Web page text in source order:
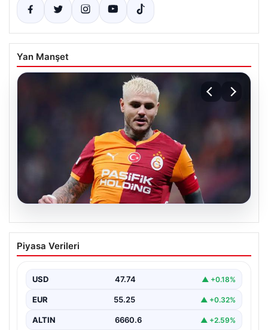
Yan Manşet
07.08.2026
Mauro Icardi ile Galatasaray arasındaki
aşk tamamen bitti!
Piyasa Verileri
USD 47.74 ▲ +0.18%
EUR 55.25 ▲ +0.32%
ALTIN 6660.6 ▲ +2.59%